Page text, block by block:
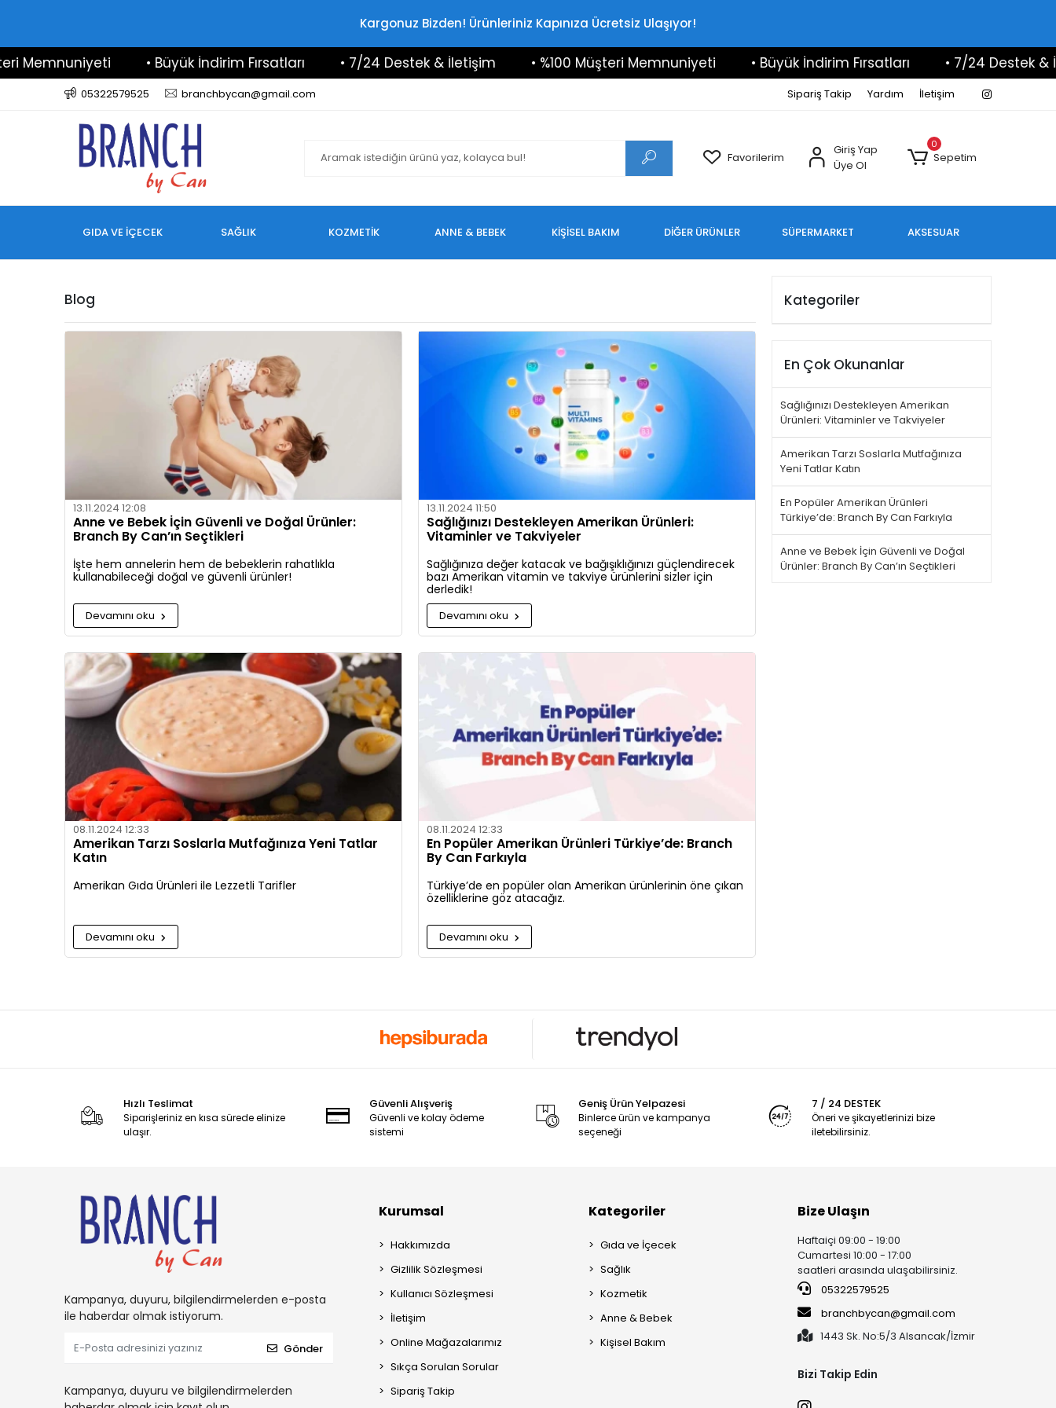
Kargonuz Bizden! Ürünleriniz Kapınıza Ücretsiz Ulaşıyor!
• Büyük İndirim Fırsatları • 7/24 Destek & İletişim • %100 Müşteri Memnuniyeti • Büyük İndirim Fırsatları • 7/24 Destek &
05322579525 branchbycan@gmail.com Sipariş Takip Yardım İletişim
Favorilerim
Giriş Yap
Üye Ol
0
Sepetim
GIDA VE İÇECEK SAĞLIK KOZMETİK ANNE & BEBEK KİŞİSEL BAKIM DİĞER ÜRÜNLER SÜPERMARKET AKSESUAR
Blog
13.11.2024 12:08
Anne ve Bebek İçin Güvenli ve Doğal Ürünler:
Branch By Can’ın Seçtikleri
İşte hem annelerin hem de bebeklerin rahatlıkla
kullanabileceği doğal ve güvenli ürünler!
Devamını oku
13.11.2024 11:50
Sağlığınızı Destekleyen Amerikan Ürünleri:
Vitaminler ve Takviyeler
Sağlığınıza değer katacak ve bağışıklığınızı güçlendirecek
bazı Amerikan vitamin ve takviye ürünlerini sizler için
derledik!
Devamını oku
08.11.2024 12:33
Amerikan Tarzı Soslarla Mutfağınıza Yeni Tatlar
Katın
Amerikan Gıda Ürünleri ile Lezzetli Tarifler
Devamını oku
08.11.2024 12:33
En Popüler Amerikan Ürünleri Türkiye’de: Branch
By Can Farkıyla
Türkiye’de en popüler olan Amerikan ürünlerinin öne çıkan
özelliklerine göz atacağız.
Devamını oku
Kategoriler
En Çok Okunanlar
Sağlığınızı Destekleyen Amerikan
Ürünleri: Vitaminler ve Takviyeler
Amerikan Tarzı Soslarla Mutfağınıza
Yeni Tatlar Katın
En Popüler Amerikan Ürünleri
Türkiye’de: Branch By Can Farkıyla
Anne ve Bebek İçin Güvenli ve Doğal
Ürünler: Branch By Can’ın Seçtikleri
Hızlı Teslimat
Siparişleriniz en kısa sürede elinize
ulaşır.
Güvenli Alışveriş
Güvenli ve kolay ödeme
sistemi
Geniş Ürün Yelpazesi
Binlerce ürün ve kampanya
seçeneği
7 / 24 DESTEK
Öneri ve şikayetlerinizi bize
iletebilirsiniz.
Kampanya, duyuru, bilgilendirmelerden e-posta
ile haberdar olmak istiyorum.
Gönder
Kampanya, duyuru ve bilgilendirmelerden
Kurumsal
Hakkımızda
Gizlilik Sözleşmesi
Kullanıcı Sözleşmesi
İletişim
Online Mağazalarımız
Sıkça Sorulan Sorular
Sipariş Takip
Kategoriler
Gıda ve İçecek
Sağlık
Kozmetik
Anne & Bebek
Kişisel Bakım
Bize Ulaşın
Haftaiçi 09:00 - 19:00
Cumartesi 10:00 - 17:00
saatleri arasında ulaşabilirsiniz.
05322579525
branchbycan@gmail.com
1443 Sk. No:5/3 Alsancak/İzmir
Bizi Takip Edin